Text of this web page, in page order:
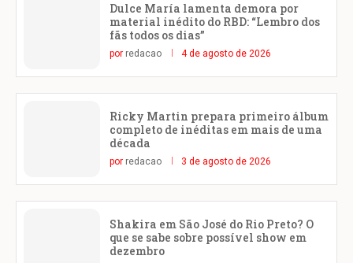
Dulce María lamenta demora por
material inédito do RBD: “Lembro dos
fãs todos os dias”
por redacao 4 de agosto de 2026
Ricky Martin prepara primeiro álbum
completo de inéditas em mais de uma
década
por redacao 3 de agosto de 2026
Shakira em São José do Rio Preto? O
que se sabe sobre possível show em
dezembro